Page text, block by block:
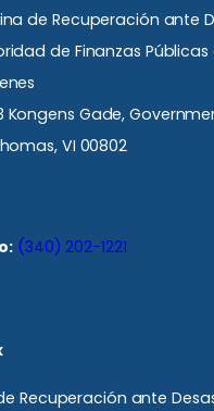
de Recuperación ante
de Finanzas Públicas
Kongens Gade,
VI 00802
(340) 202-1221
Recuperación ante